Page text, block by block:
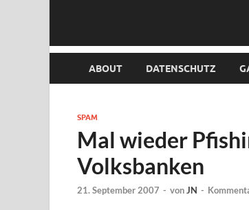
ABOUT DATENSCHUTZ
SPAM
Mal wieder
Volksbanken
21. September 2007 - vonJN -